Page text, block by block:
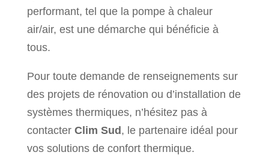
performant, tel que la pompe à chaleur
air/air, est une démarche qui bénéficie à
tous.
Pour toute demande de renseignements sur
des projets de rénovation ou d’installation de
systèmes thermiques, n’hésitez pas à
contacter Clim Sud, le partenaire idéal pour
vos solutions de confort thermique.